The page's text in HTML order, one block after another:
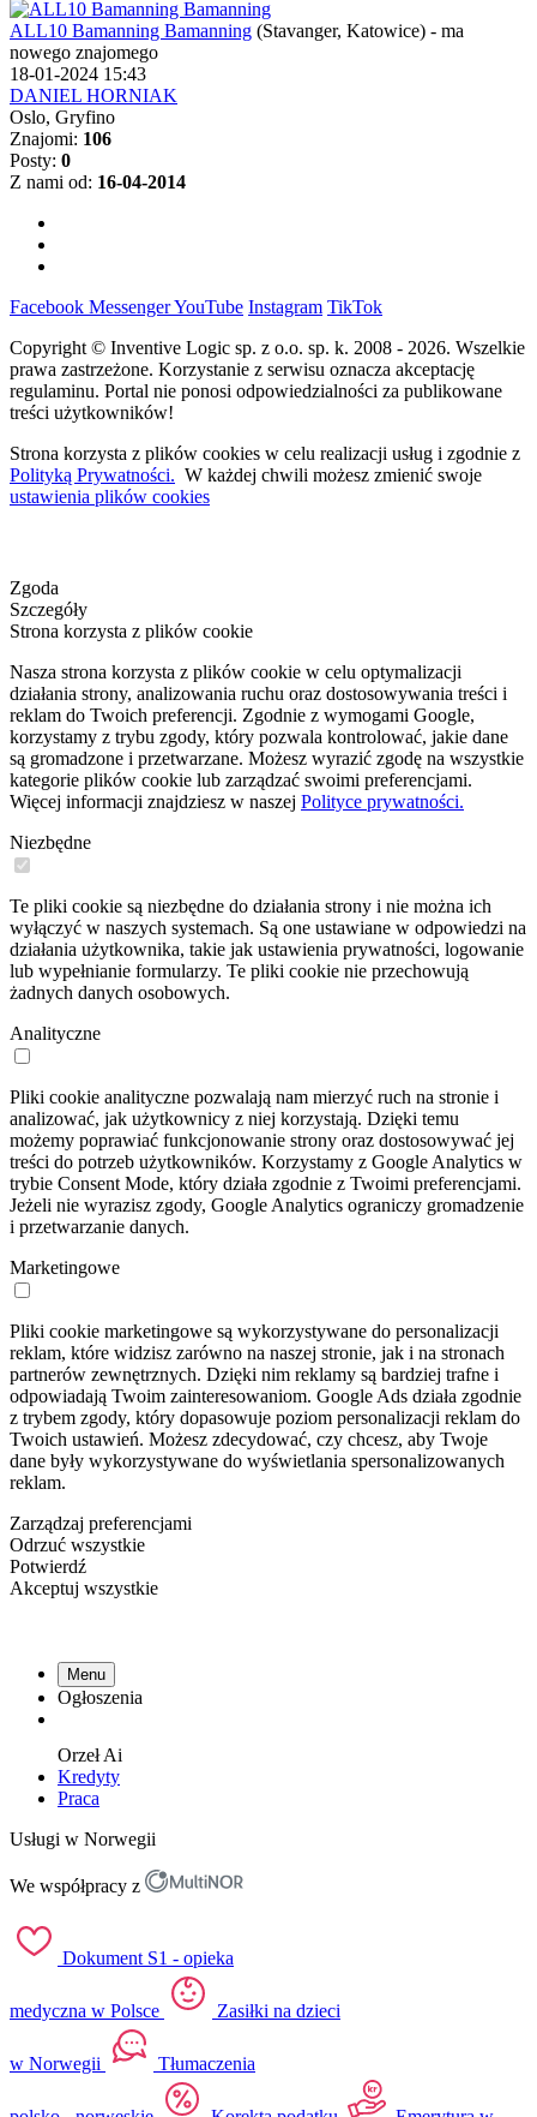
ALL10 Bamanning Bamanning (Stavanger, Katowice) - ma
nowego znajomego
18-01-2024 15:43
DANIEL HORNIAK
Oslo, Gryfino
Znajomi: 106
Posty: 0
Z nami od: 16-04-2014
Facebook MessengerYouTube Instagram TikTok
Copyright © Inventive Logic sp. z o.o. sp. k. 2008 - 2026. Wszelkie
prawa zastrzeżone. Korzystanie z serwisu oznacza akceptację
regulaminu. Portal nie ponosi odpowiedzialności za publikowane
treści użytkowników!
Strona korzysta z plików cookies w celu realizacji usług i zgodnie z
Polityką Prywatności. W każdej chwili możesz zmienić swoje
ustawienia plików cookies
Zgoda
Szczegóły
Strona korzysta z plików cookie
Nasza strona korzysta z plików cookie w celu optymalizacji
działania strony, analizowania ruchu oraz dostosowywania treści i
reklam do Twoich preferencji. Zgodnie z wymogami Google,
korzystamy z trybu zgody, który pozwala kontrolować, jakie dane
są gromadzone i przetwarzane. Możesz wyrazić zgodę na wszystkie
kategorie plików cookie lub zarządzać swoimi preferencjami.
Więcej informacji znajdziesz w naszej Polityce prywatności.
Niezbędne
Te pliki cookie są niezbędne do działania strony i nie można ich
wyłączyć w naszych systemach. Są one ustawiane w odpowiedzi na
działania użytkownika, takie jak ustawienia prywatności, logowanie
lub wypełnianie formularzy. Te pliki cookie nie przechowują
żadnych danych osobowych.
Analityczne
Pliki cookie analityczne pozwalają nam mierzyć ruch na stronie i
analizować, jak użytkownicy z niej korzystają. Dzięki temu
możemy poprawiać funkcjonowanie strony oraz dostosowywać jej
treści do potrzeb użytkowników. Korzystamy z Google Analytics w
trybie Consent Mode, który działa zgodnie z Twoimi preferencjami.
Jeżeli nie wyrazisz zgody, Google Analytics ograniczy gromadzenie
i przetwarzanie danych.
Marketingowe
Pliki cookie marketingowe są wykorzystywane do personalizacji
reklam, które widzisz zarówno na naszej stronie, jak i na stronach
partnerów zewnętrznych. Dzięki nim reklamy są bardziej trafne i
odpowiadają Twoim zainteresowaniom. Google Ads działa zgodnie
z trybem zgody, który dopasowuje poziom personalizacji reklam do
Twoich ustawień. Możesz zdecydować, czy chcesz, aby Twoje
dane były wykorzystywane do wyświetlania spersonalizowanych
reklam.
Zarządzaj preferencjami
Odrzuć wszystkie
Potwierdź
Akceptuj wszystkie
Menu
Ogłoszenia
OrzełAi
Kredyty
Praca
Usługi w Norwegii
We współpracy z
Dokument S1 - opieka
medyczna w Polsce Zasiłki na dzieci
w Norwegii Tłumaczenia